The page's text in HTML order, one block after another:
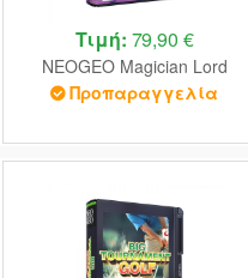
Τιμή: 79,90 €
NEOGEO Magician Lord
Προπαραγγελία